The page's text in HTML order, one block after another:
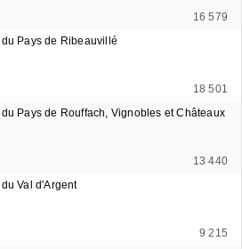
16 579
Pays de Ribeauvillé
18 501
Pays de Rouffach, Vignobles et Châteaux
13 440
Val d'Argent
9 215